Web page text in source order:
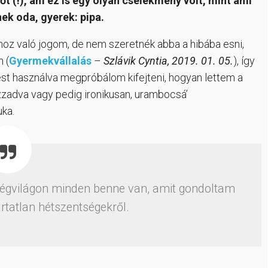
oda, gyerek: pipa.
való jogom, de nem szeretnék abba a hibába esni,
(Gyermekvállalás – Szlávik Cyntia, 2019. 01. 05.), így
használva megpróbálom kifejteni, hogyan lettem a
vagy pedig ironikusan, urambocsá’
minden benne van, amit gondoltam
hétszentségekről.